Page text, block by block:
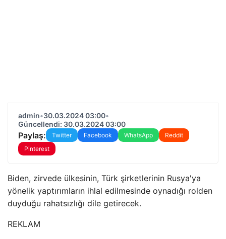
admin•30.03.2024 03:00•
Güncellendi: 30.03.2024 03:00
Paylaş: Twitter Facebook WhatsApp
Reddit
Pinterest
Biden, zirvede ülkesinin, Türk şirketlerinin Rusya'ya
yönelik yaptırımların ihlal edilmesinde oynadığı rolden
duyduğu rahatsızlığı dile getirecek.
REKLAM